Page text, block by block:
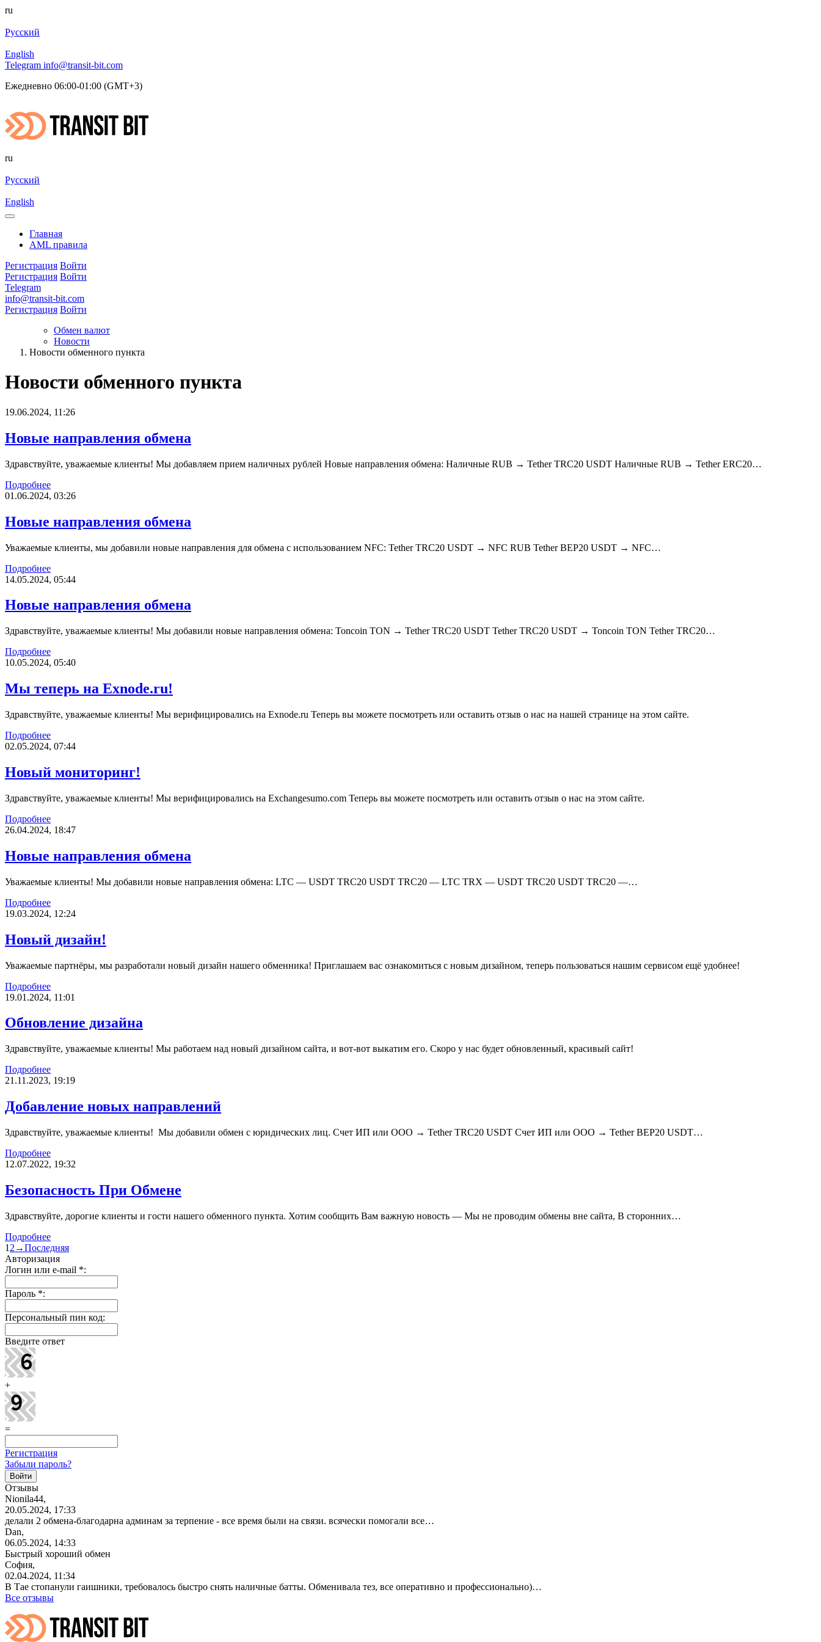
ru
Русский
English
Telegram info@transit-bit.com
Ежедневно 06:00-01:00 (GMT+3)
ru
Русский
English
Главная
AML правила
Регистрация Войти
Регистрация Войти
Telegram
info@transit-bit.com
Регистрация Войти
Обмен валют
Новости
Новости обменного пункта
Новости обменного пункта
19.06.2024, 11:26
Новые направления обмена
Здравствуйте, уважаемые клиенты! Мы добавляем прием наличных рублей Новые направления обмена: Наличные RUB → Tether TRC20 USDT Наличные RUB → Tether ERC20…
Подробнее
01.06.2024, 03:26
Новые направления обмена
Уважаемые клиенты, мы добавили новые направления для обмена с использованием NFC: Tether TRC20 USDT → NFC RUB Tether BEP20 USDT → NFC…
Подробнее
14.05.2024, 05:44
Новые направления обмена
Здравствуйте, уважаемые клиенты! Мы добавили новые направления обмена: Toncoin TON → Tether TRC20 USDT Tether TRC20 USDT → Toncoin TON Tether TRC20…
Подробнее
10.05.2024, 05:40
Мы теперь на Exnode.ru!
Здравствуйте, уважаемые клиенты! Мы верифицировались на Exnode.ru Теперь вы можете посмотреть или оставить отзыв о нас на нашей странице на этом сайте.
Подробнее
02.05.2024, 07:44
Новый мониторинг!
Здравствуйте, уважаемые клиенты! Мы верифицировались на Exchangesumo.com Теперь вы можете посмотреть или оставить отзыв о нас на этом сайте.
Подробнее
26.04.2024, 18:47
Новые направления обмена
Уважаемые клиенты! Мы добавили новые направления обмена: LTC — USDT TRC20 USDT TRC20 — LTC TRX — USDT TRC20 USDT TRC20 —…
Подробнее
19.03.2024, 12:24
Новый дизайн!
Уважаемые партнёры, мы разработали новый дизайн нашего обменника! Приглашаем вас ознакомиться с новым дизайном, теперь пользоваться нашим сервисом ещё удобнее!
Подробнее
19.01.2024, 11:01
Обновление дизайна
Здравствуйте, уважаемые клиенты! Мы работаем над новый дизайном сайта, и вот-вот выкатим его. Скоро у нас будет обновленный, красивый сайт!
Подробнее
21.11.2023, 19:19
Добавление новых направлений
Здравствуйте, уважаемые клиенты! Мы добавили обмен c юридических лиц. Cчет ИП или ООО → Tether TRC20 USDT Cчет ИП или ООО → Tether BEP20 USDT…
Подробнее
12.07.2022, 19:32
Безопасность При Обмене
Здравствуйте, дорогие клиенты и гости нашего обменного пункта. Хотим сообщить Вам важную новость — Мы не проводим обмены вне сайта, В сторонних…
Подробнее
1 2 →Последняя
Авторизация
Логин или e-mail *:
Пароль *:
Персональный пин код:
Введите ответ
+
=
Регистрация
Забыли пароль?
Отзывы
Nionila44,
20.05.2024, 17:33
делали 2 обмена-благодарна админам за терпение - все время были на связи. всячески помогали все…
Dan,
06.05.2024, 14:33
Быстрый хороший обмен
София,
02.04.2024, 11:34
В Тае стопанули гаишники, требовалось быстро снять наличные батты. Обменивала тез, все оперативно и профессионально)…
Все отзывы